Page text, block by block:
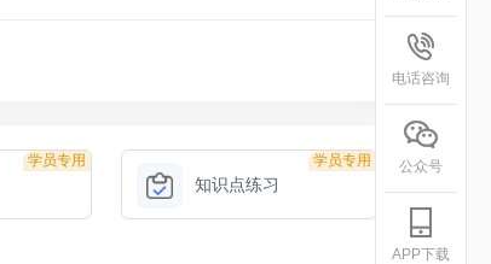
学员专用 学员专用
知识点练习
电话咨询
公众号
APP下载